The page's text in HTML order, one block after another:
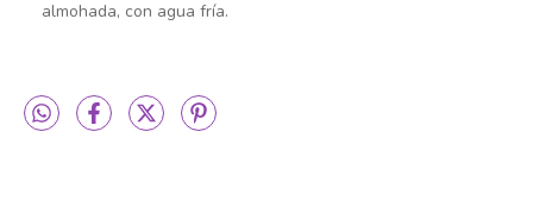
almohada, con agua fría.